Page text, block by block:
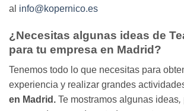
al info@kopernico.es
¿Necesitas algunas ideas de
para tu empresa en Madrid?
Tenemos todo lo que necesitas para
experiencia y realizar grandes
en Madrid. Te mostramos algunas ideas,